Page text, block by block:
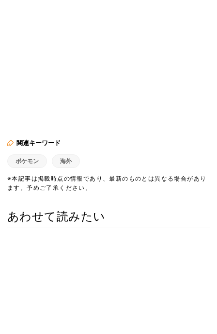
関連キーワード
ポケモン 海外
※本記事は掲載時点の情報であり、最新のものとは異なる場合があり
ます。予めご了承ください。
あわせて読みたい